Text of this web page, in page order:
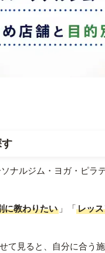
ナルジム・ヨガ・ピラ
に教わりたい 」「レッ
て見ると、自分に合う